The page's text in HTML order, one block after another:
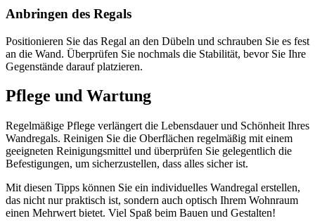
Anbringen des Regals
Positionieren Sie das Regal an den Dübeln und schrauben Sie es fest
an die Wand. Überprüfen Sie nochmals die Stabilität, bevor Sie Ihre
Gegenstände darauf platzieren.
Pflege und Wartung
Regelmäßige Pflege verlängert die Lebensdauer und Schönheit Ihres
Wandregals. Reinigen Sie die Oberflächen regelmäßig mit einem
geeigneten Reinigungsmittel und überprüfen Sie gelegentlich die
Befestigungen, um sicherzustellen, dass alles sicher ist.
Mit diesen Tipps können Sie ein individuelles Wandregal erstellen,
das nicht nur praktisch ist, sondern auch optisch Ihrem Wohnraum
einen Mehrwert bietet. Viel Spaß beim Bauen und Gestalten!